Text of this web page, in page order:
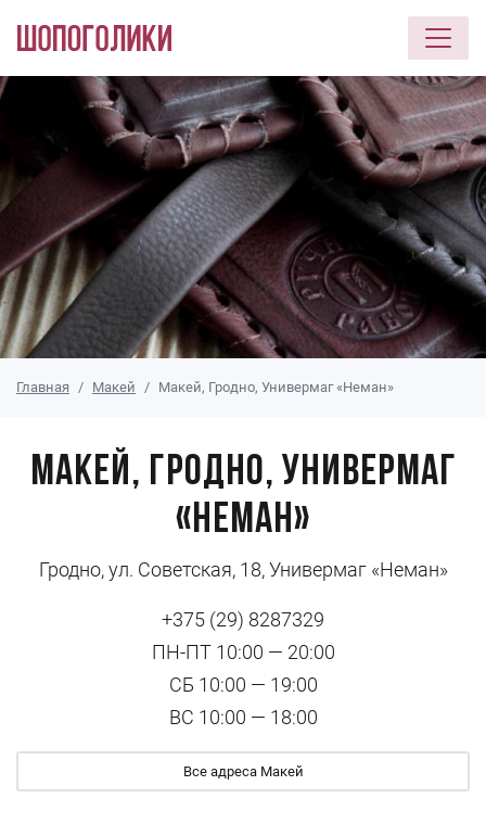
Перейти к основному содержанию
Главная Макей Макей, Гродно, Универмаг «Неман»
Макей, Гродно, Универмаг
«Неман»
Гродно, ул. Советская, 18, Универмаг «Неман»
+375 (29) 8287329
ПН-ПТ 10:00 — 20:00
СБ 10:00 — 19:00
ВС 10:00 — 18:00
Все адреса Макей